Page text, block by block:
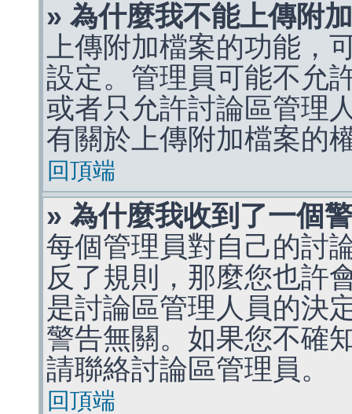
» 為什麼我不能上傳附
上傳附加檔案的功能，
設定。管理員可能不允
或者只允許討論區管理
有關於上傳附加檔案的
回頂端
» 為什麼我收到了一個
每個管理員對自己的討
反了規則，那麼您也許
是討論區管理人員的決
警告無關。如果您不確
請聯絡討論區管理員。
回頂端